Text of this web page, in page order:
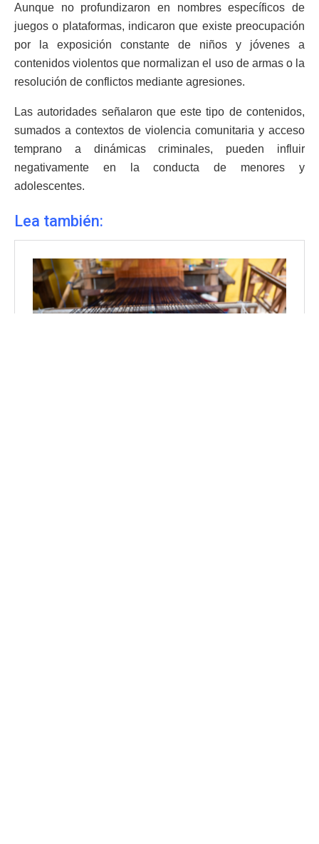
Aunque no profundizaron en nombres específicos de
juegos o plataformas, indicaron que existe preocupación
por la exposición constante de niños y jóvenes a
contenidos violentos que normalizan el uso de armas o la
resolución de conflictos mediante agresiones.
Las autoridades señalaron que este tipo de contenidos,
sumados a contextos de violencia comunitaria y acceso
temprano a dinámicas criminales, pueden influir
negativamente en la conducta de menores y
adolescentes.
Lea también: